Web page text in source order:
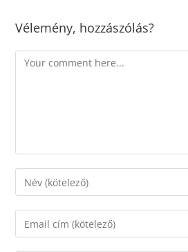
Vélemény, hozzászólás?